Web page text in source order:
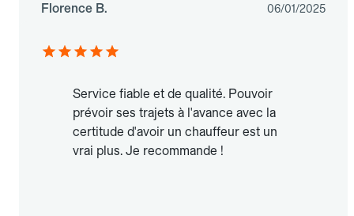
Florence B. 06/01/2025
Service fiable et de qualité. Pouvoir
prévoir ses trajets à l'avance avec la
certitude d'avoir un chauffeur est un
vrai plus. Je recommande !